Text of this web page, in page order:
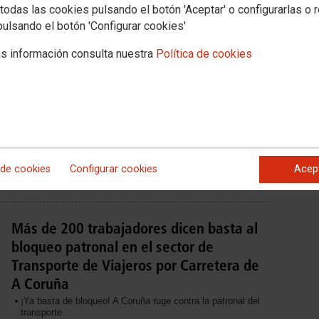
las cookies pulsando el botón 'Aceptar' o configurarlas o
el botón 'Configurar cookies'
información consulta nuestra Política de cookies
cookies Configurar cookies
de Autolíneas Rubiocar en Cuenca, Toledo y Madrid para
incumplimientos de acuerdos y reforzar la
el respeto a los derechos de la plantilla.
Más de 200 trabajadores dicen basta al
bloqueo patronal en el sector de
Transporte de Viajeros por Carretera de
A Coruña
¡Ya basta de bloqueo! A Coruña ruge contra la patronal del
transporte.